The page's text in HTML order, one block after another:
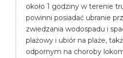
około 1 godziny w terenie
powinni posiadać ubranie
zwiedzania wodospadu i
plażowy i ubiór na plaże,
odpornym na choroby